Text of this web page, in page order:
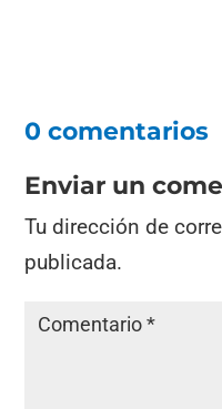
0 comentarios
Enviar un
Tu dirección de
publicada.